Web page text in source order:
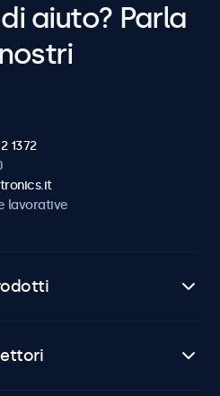
aiuto? Parla
1372
lavorative